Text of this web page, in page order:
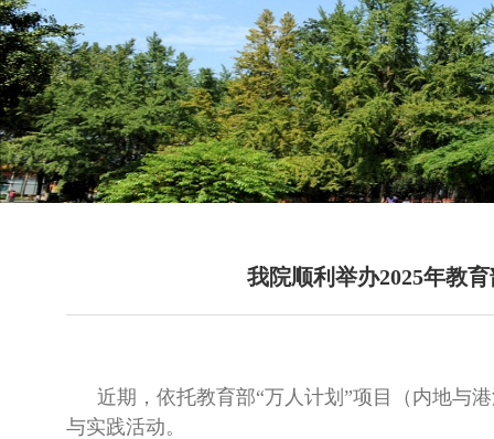
我院顺利举办2025年教
近期，依托教育部“万人计划”项目（内地与
与实践活动。